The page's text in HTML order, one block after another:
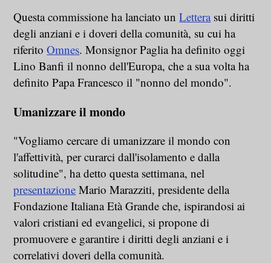
Questa commissione ha lanciato unLetterasui diritti
degli anziani e i doveri della comunità, su cui ha
riferitoOmnes. Monsignor Paglia ha definito oggi
Lino Banfi il nonno dell'Europa, che a sua volta ha
definito Papa Francesco il "nonno del mondo".
Umanizzare il mondo
"Vogliamo cercare di umanizzare il mondo con
l'affettività, per curarci dall'isolamento e dalla
solitudine", ha detto questa settimana, nel
presentazione Mario Marazziti, presidente della
Fondazione Italiana Età Grande che, ispirandosi ai
valori cristiani ed evangelici, si propone di
promuovere e garantire i diritti degli anziani e i
correlativi doveri della comunità.